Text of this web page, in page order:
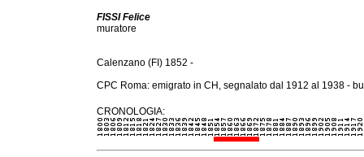
FISSI Felice
muratore
Calenzano (FI) 1852 -
CPC Roma: emigrato in CH, segnalato dal 1912 al 1938 -
CRONOLOGIA: